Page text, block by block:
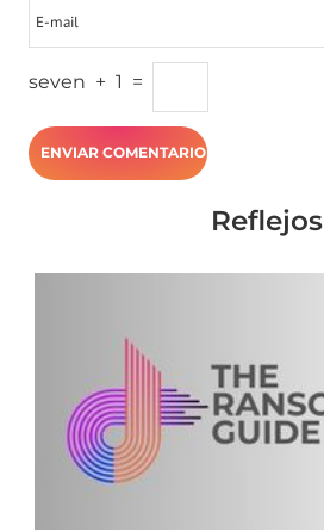
seven + 1 =
Reflejos